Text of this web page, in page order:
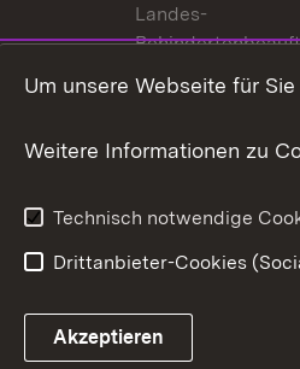
Landes-
Bürgerreferent
Karriere
Link zum
Um unsere Webseite für
Weitere Informationen zu
Technisch notwendige
Drittanbieter-Cookies
Akzeptieren